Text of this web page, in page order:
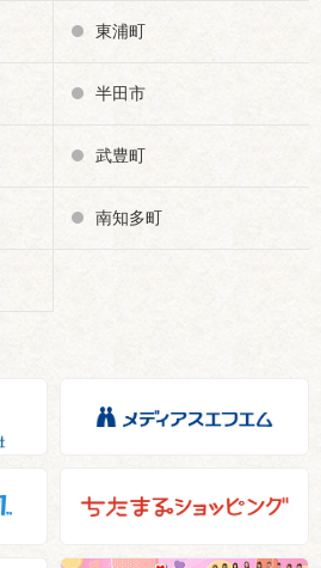
東浦町
半田市
武豊町
南知多町